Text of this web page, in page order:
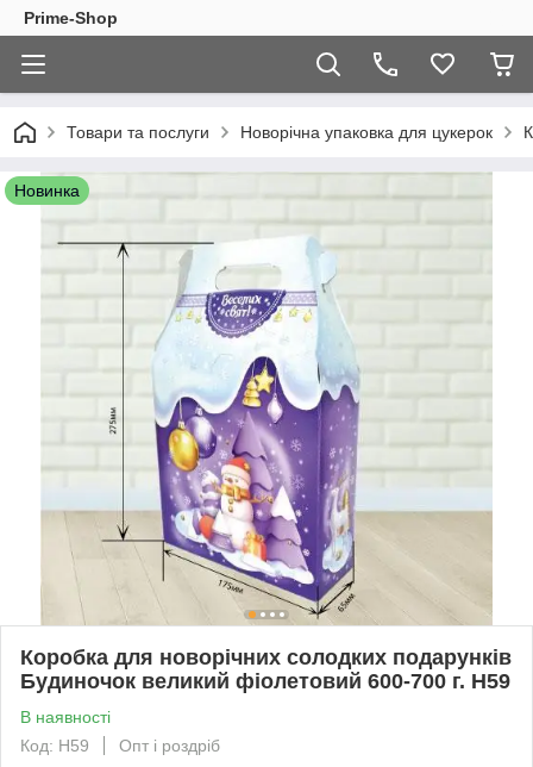
Prime-Shop
Товари та послуги Новорічна упаковка для цукерок
Новинка
Коробка для новорічних солодких подарунків
Будиночок великий фіолетовий 600-700 г. Н59
В наявності
Код: Н59
Опт і роздріб